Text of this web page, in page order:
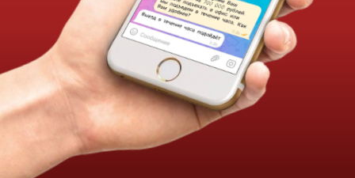
Заключаем договор
купли-продажи
Вы сразу получаете
деньги за автомобиль